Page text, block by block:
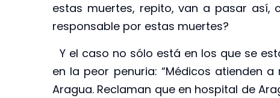
estas muertes, repito, van a pasar así,
responsable por estas muertes?
Y el caso no sólo está en los que se
en la peor penuria: “Médicos atienden
Aragua. Reclaman que en hospital de